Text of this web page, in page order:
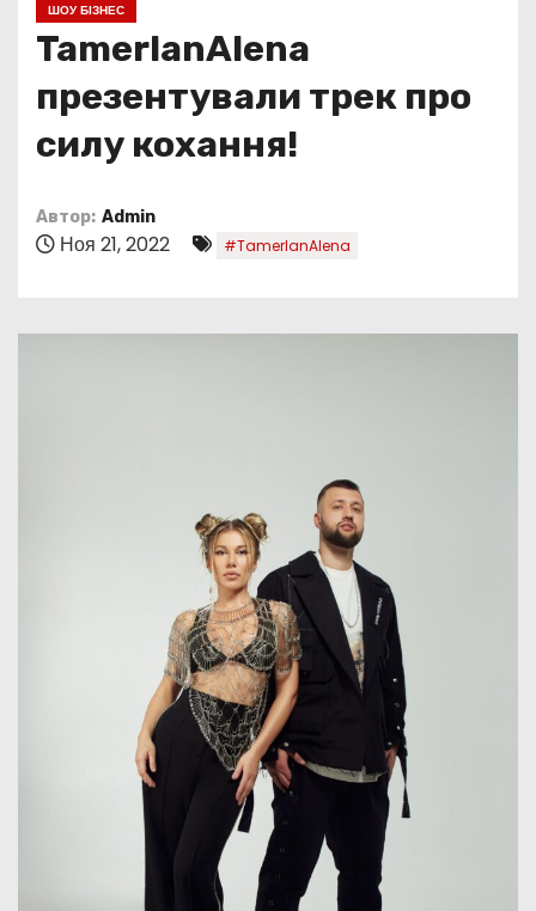
ШОУ БІЗНЕС
TamerlanAlena
презентували трек про
силу кохання!
Автор: Admin
Ноя 21, 2022 #TamerlanAlena